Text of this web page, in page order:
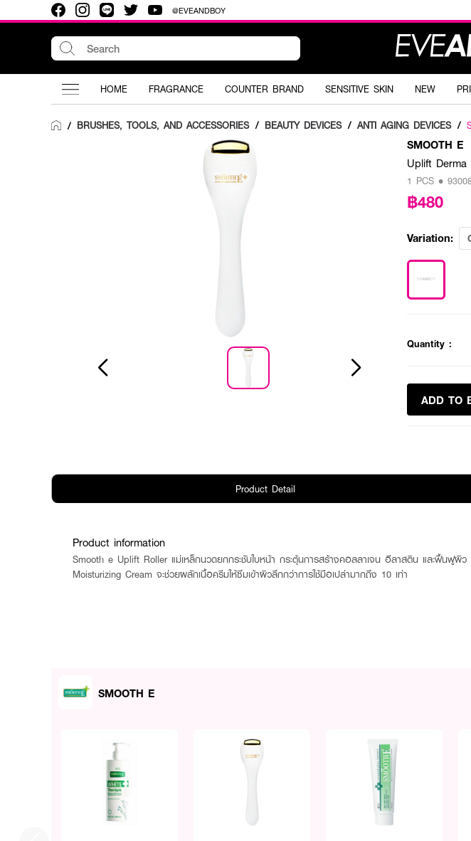
@EVEANDBOY
HOME FRAGRANCE COUNTER BRAND SENSITIVE SKIN NEW
/ BRUSHES, TOOLS, AND ACCESSORIES / BEAUTY DEVICES / ANTI AGING DEVICES /
SMOOTH E
Uplift Derma
1 PCS •
฿480
Variation:
Quantity :
ADD TO
Product Detail
Product information
Smooth e Uplift Roller แม่เหล็กนวดยกกระชับใบหน้า กระตุ้นการสร้างคอลลาเจน อีลาสติน และฟื้นฟูผิว
Moisturizing Cream จะช่วยผลักเนื้อครีมให้ซึมเข้าผิวลึกกว่าการใช้มือเปล่ามากถึง 10 เท่า
SMOOTH E